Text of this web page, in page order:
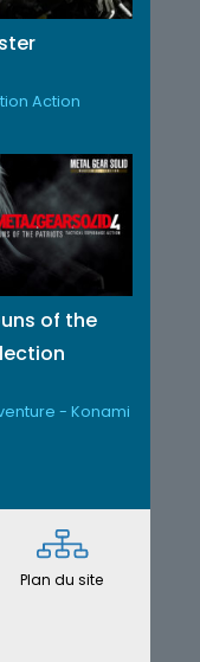
Action
of the
- Konami
Plan du site